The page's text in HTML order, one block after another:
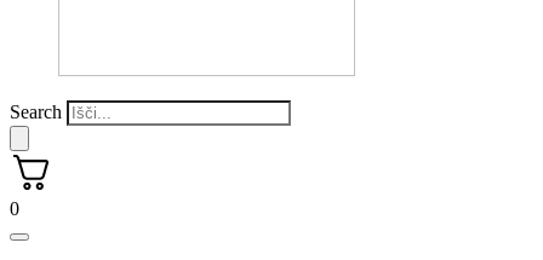
Search
0